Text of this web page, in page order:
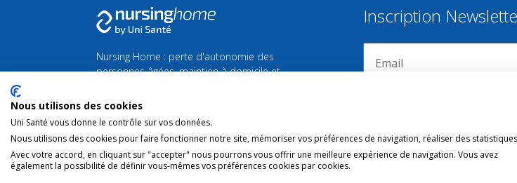
Nursing Home : perte d'autonomie des
personnes âgées, maintien à domicile et
Retrouvez toutes les actualités de la Silver
Inscription
Nous utilisons des cookies
Uni Santé vous donne le contrôle sur vos données.
Nous utilisons des cookies pour faire fonctionner notre site, mémoriser vos préférences de navigation, réaliser des
Avec votre accord, en cliquant sur "accepter" nous pourrons vous offrir une meilleure expérience de navigation. Vous avez
également la possibilité de définir vous-mêmes vos préférences cookies par cookies.